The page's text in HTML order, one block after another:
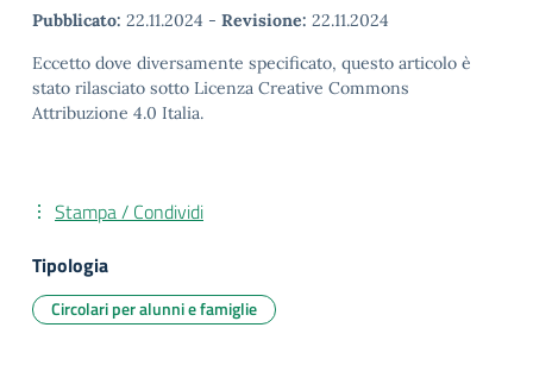
Pubblicato: 22.11.2024 - Revisione: 22.11.2024
Eccetto dove diversamente specificato, questo articolo è
stato rilasciato sotto Licenza Creative Commons
Attribuzione 4.0 Italia.
Stampa / Condividi
Tipologia
Circolari per alunni e famiglie